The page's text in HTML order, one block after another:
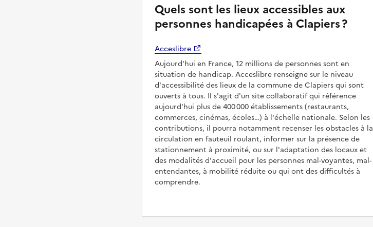
Quels sont les lieux accessibles aux
personnes handicapées à Clapiers ?
Acceslibre
Aujourd'hui en France, 12 millions de personnes sont en
situation de handicap. Acceslibre renseigne sur le niveau
d'accessibilité des lieux de la commune de Clapiers qui sont
ouverts à tous. Il s'agit d'un site collaboratif qui référence
aujourd'hui plus de 400 000 établissements (restaurants,
commerces, cinémas, écoles…) à l'échelle nationale. Selon les
contributions, il pourra notamment recenser les obstacles à la
circulation en fauteuil roulant, informer sur la présence de
stationnement à proximité, ou sur l'adaptation des locaux et
des modalités d'accueil pour les personnes mal-voyantes, mal-
entendantes, à mobilité réduite ou qui ont des difficultés à
comprendre.